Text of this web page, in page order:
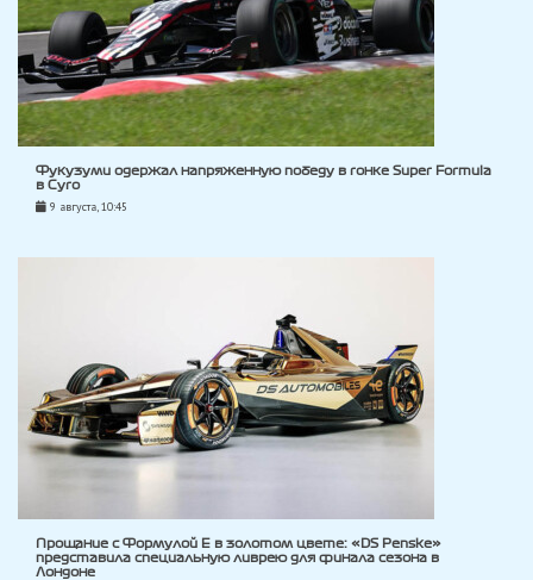
Фукузуми одержал напряженную победу в гонке Super Formula
в Суго
9 августа, 10:45
Прощание с Формулой E в золотом цвете: «DS Penske»
представила специальную ливрею для финала сезона в
Лондоне